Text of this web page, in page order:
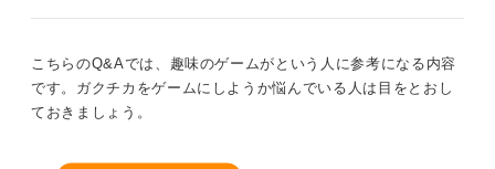
として非常に有効な内容になるでしょう。
以上を踏まえて、多趣味の自己PRは単なる趣味の披露で
はなく、そこから得た幅広い能力や人間力を整理し、仕
こちらのQ&Aでは、趣味のゲームがという人に参考になる内容
です。ガクチカをゲームにしようか悩んでいる人は目をとおし
ておきましょう。